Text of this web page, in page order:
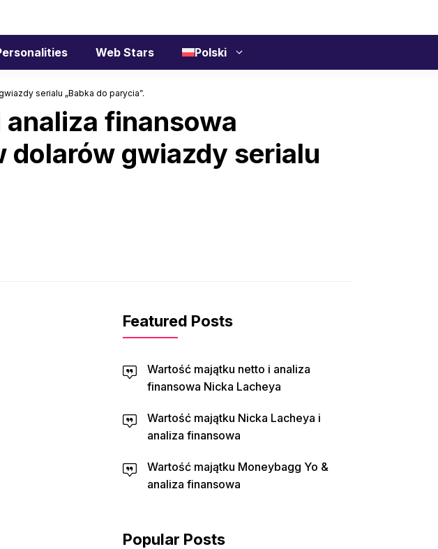
Web Stars Polski
serialu „Babka do parycia”.
finansowa
gwiazdy serialu
Featured Posts
Wartość majątku netto i analiza
finansowa Nicka Lacheya
Wartość majątku Nicka Lacheya i
analiza finansowa
Wartość majątku Moneybagg Yo &
analiza finansowa
Popular Posts